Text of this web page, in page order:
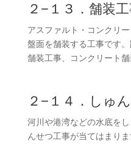
２−１３．舗装
アスファルト・コンクリ
盤面を舗装する工事です
舗装工事、コンクリート
２−１４．しゅ
河川や港湾などの水底を
んせつ工事が当てはまりま